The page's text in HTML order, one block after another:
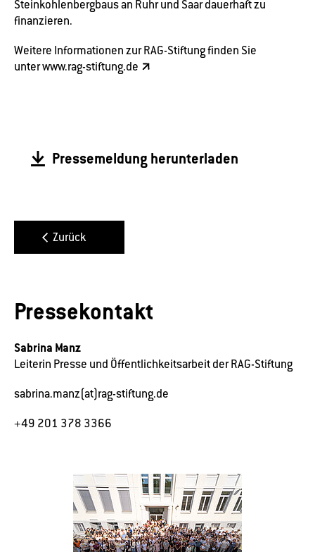
Steinkohlenbergbaus an Ruhr und Saar dauerhaft zu
finanzieren.
Weitere Informationen zur RAG-Stiftung finden Sie
unterwww.rag-stiftung.de
Pressemeldung herunterladen
Zurück
Pressekontakt
Sabrina Manz
Leiterin Presse und Öffentlichkeitsarbeit der RAG-Stiftung
sabrina.manz(at)rag-stiftung.de
+49 201 378 3366